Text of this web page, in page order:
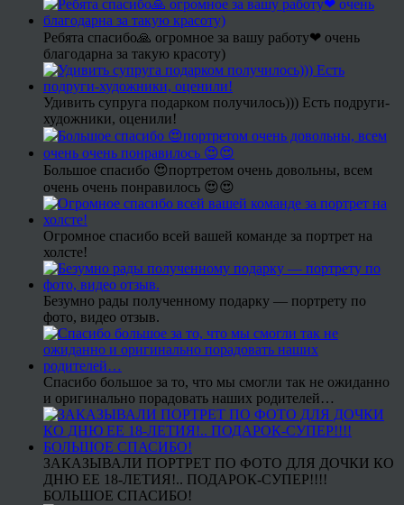
Ребята спасибо🙏 огромное за вашу работу❤ очень
благодарна за такую красоту)
Удивить супруга подарком получилось))) Есть подруги-
художники, оценили!
Большое спасибо 😍портретом очень довольны, всем
очень очень понравилось 😍😍
Огромное спасибо всей вашей команде за портрет на
холсте!
Безумно рады полученному подарку — портрету по
фото, видео отзыв.
Спасибо большое за то, что мы смогли так не ожиданно
и оригинально порадовать наших родителей…
ЗАКАЗЫВАЛИ ПОРТРЕТ ПО ФОТО ДЛЯ ДОЧКИ КО
ДНЮ ЕЕ 18-ЛЕТИЯ!.. ПОДАРОК-СУПЕР!!!!
БОЛЬШОЕ СПАСИБО!